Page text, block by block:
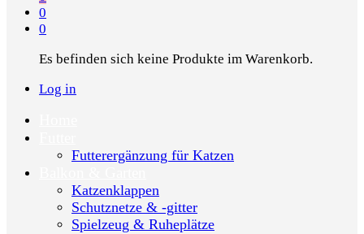
0
0
Es befinden sich keine Produkte im Warenkorb.
Log in
Futterergänzung für Katzen
Katzenklappen
Schutznetze & -gitter
Spielzeug & Ruheplätze